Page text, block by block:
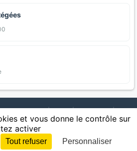
ouvertes | Carte | Communes |
| Cultures | Zones protégées | Forets |
| Statistiques
| CGU | CGV Cookies
et vous donne le contrôle sur
activer
Tout refuser Personnaliser